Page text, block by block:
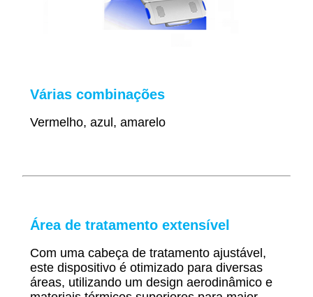
Várias combinações
Vermelho, azul, amarelo
Área de tratamento extensível
Com uma cabeça de tratamento ajustável,
este dispositivo é otimizado para diversas
áreas, utilizando um design aerodinâmico e